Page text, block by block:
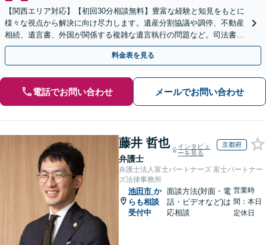
【関西エリア対応】【初回30分相談無料】豊富な経験と知見をもとに
様々な視点から解決に向け尽力します。遺産分割協議や調停、不動産
相続、遺言書、外国が関係する複雑な遺言執行の問題など。司法書士
や税理士とも連携し、円滑な解決を【オンライン面談可】
料金表を見る
電話でお問い合わせ メールでお問い合わせ
藤井 哲也
弁護士
インタビュ
ーを見る
京都府
弁護士法人富士パートナーズ 富士パートナー
ズ法律事務所
池田市 か
らも相談
受付中
面談方法(対面・電
話・ビデオなど)は
応相談
営業時
間：本日
定休日